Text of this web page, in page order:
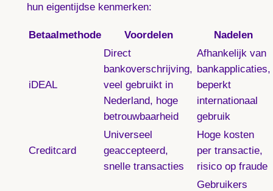
hun eigentijdse kenmerken:
Betaalmethode Voordelen Nadelen
iDEAL
Direct
bankoverschrijving,
veel gebruikt in
Nederland, hoge
betrouwbaarheid
Afhankelijk van
bankapplicaties,
beperkt
internationaal
gebruik
Creditcard
Universeel
geaccepteerd,
snelle transacties
Hoge kosten
per transactie,
risico op fraude
Gebruikers